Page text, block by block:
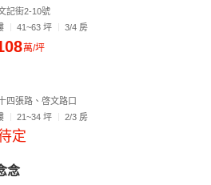
記街2-10號
41~63 坪 3/4 房
萬/坪
四張路、啓文路口
21~34 坪 2/3 房
定
念